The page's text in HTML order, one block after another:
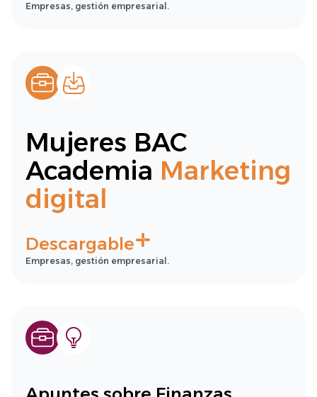
Empresas, gestión empresarial.
Mujeres BAC
Academia Marketing
digital
Descargable
Empresas, gestión empresarial.